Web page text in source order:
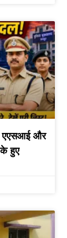
एएसआई और
हुए